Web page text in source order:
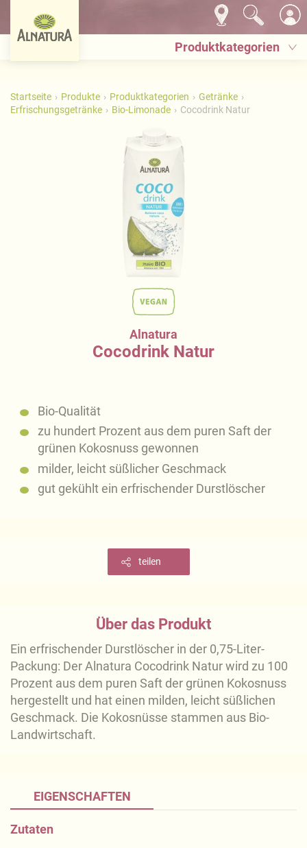
Produktkategorien
Startseite Produkte Produktkategorien
Getränke
Erfrischungsgetränke
Bio-Limonade Cocodrink Natur
Alnatura
Cocodrink Natur
Bio-Qualität
zu hundert Prozent aus dem puren Saft der
grünen Kokosnuss gewonnen
milder, leicht süßlicher Geschmack
gut gekühlt ein erfrischender Durstlöscher
teilen
Über das Produkt
Ein erfrischender Durstlöscher in der 0,75-Liter-
Packung: Der Alnatura Cocodrink Natur wird zu 100
Prozent aus dem puren Saft der grünen Kokosnuss
hergestellt und hat einen milden, leicht süßlichen
Geschmack. Die Kokosnüsse stammen aus Bio-
Landwirtschaft.
EIGENSCHAFTEN
Zutaten